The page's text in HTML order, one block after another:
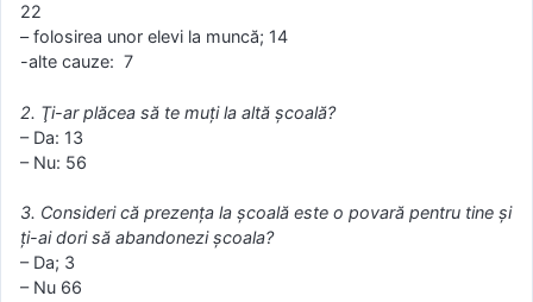
22
– folosirea unor elevi la muncă; 14
-alte cauze: 7
2. Ţi-ar plăcea să te muţi la altă şcoală?
– Da: 13
– Nu: 56
3. Consideri că prezenţa la şcoală este o povară pentru tine şi
ţi-ai dori să abandonezi şcoala?
– Da; 3
– Nu 66